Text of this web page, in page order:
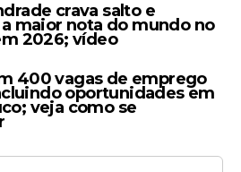
crava salto e
maior nota do mundo no
2026; vídeo
400 vagas de emprego
oportunidades em
veja como se